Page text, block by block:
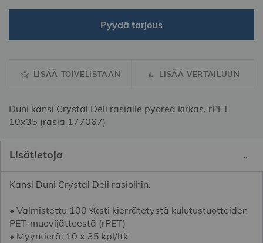
Pyydä tarjous
LISÄÄ TOIVELISTAAN LISÄÄ VERTAILUUN
Duni kansi Crystal Deli rasialle pyöreä kirkas, rPET
10x35 (rasia 177067)
Lisätietoja
Kansi Duni Crystal Deli rasioihin.
• Valmistettu 100 %:sti kierrätetystä kulutustuotteiden
PET-muovijätteestä (rPET)
• Myyntierä: 10 x 35 kpl/ltk